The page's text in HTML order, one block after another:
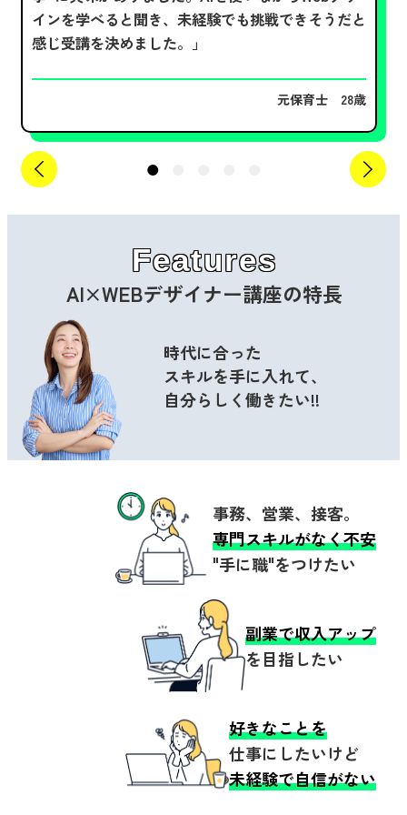
インを学べる と聞き、未経験でも挑戦できそうだと
感じ受講を決めました。」
元保育士 28歳
AI×WEBデザイナー講座の特長
Features
時代に合った
スキルを手に入れて、
自分らしく働きたい!!
事務、営業、接客。
専門スキルがなく不安
"手に職"をつけたい
副業で収入アップ
を目指したい
好きなことを
仕事にしたいけど
未経験で自信がない